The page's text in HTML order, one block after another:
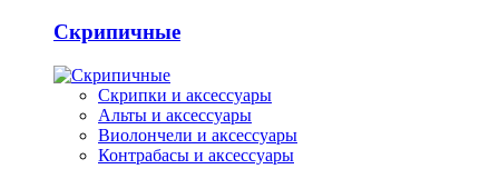
Скрипичные
Скрипки и аксессуары
Альты и аксессуары
Виолончели и аксессуары
Контрабасы и аксессуары